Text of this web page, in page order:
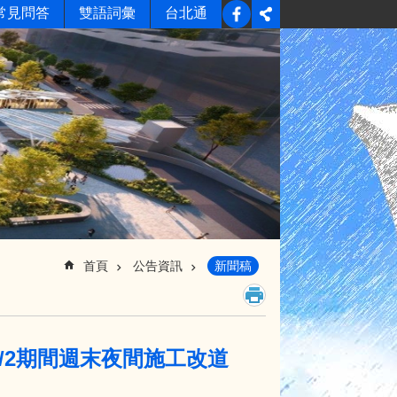
見問答 雙語詞彙 台北通
首頁 公告資訊 新聞稿
期間週末夜間施工改道